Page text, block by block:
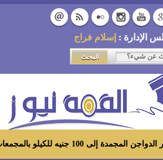
الإدارة : إسلام فراج
ومعارض «أهلاً رمضان»